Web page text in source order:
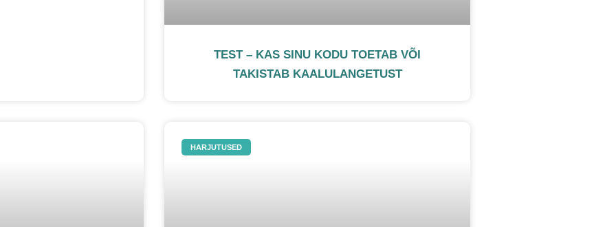
TEST – KAS SINU KODU TOETAB VÕI
TAKISTAB KAALULANGETUST
HARJUTUSED